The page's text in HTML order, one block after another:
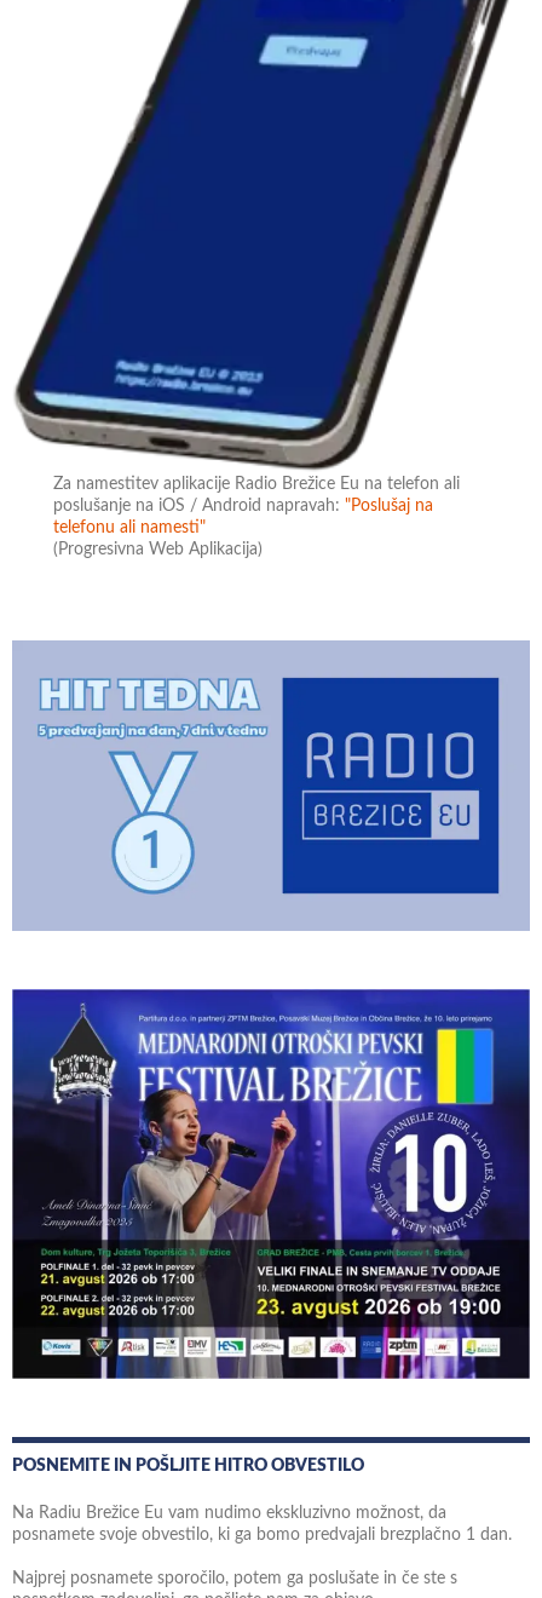
Za namestitev aplikacije Radio Brežice Eu na telefon ali
poslušanje na iOS / Android napravah:"Poslušaj na
telefonu ali namesti"
(Progresivna Web Aplikacija)
POSNEMITE IN POŠLJITE HITRO OBVESTILO
Na Radiu Brežice Eu vam nudimo ekskluzivno možnost, da
posnamete svoje obvestilo, ki ga bomo predvajali brezplačno 1 dan.
Najprej posnamete sporočilo, potem ga poslušate in če ste s